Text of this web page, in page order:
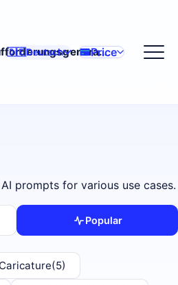
KI-Aufforderungsgenerator
🇩🇪Deutsch Price
prompts for various use cases.
Popular
(5)